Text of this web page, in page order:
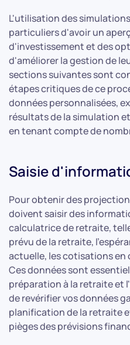
L'utilisation des
particuliers d'avoir un
d'investissement et des
d'améliorer la gestion de
sections suivantes sont
étapes critiques de ce
données personnalisées,
résultats de la simulation
en tenant compte de
Saisie
Pour obtenir des
doivent saisir des
calculatrice de retraite,
prévu de la retraite,
actuelle, les cotisations en
Ces données sont
préparation à la retraite et
de revérifier vos données
planification de la retraite
pièges des prévisions